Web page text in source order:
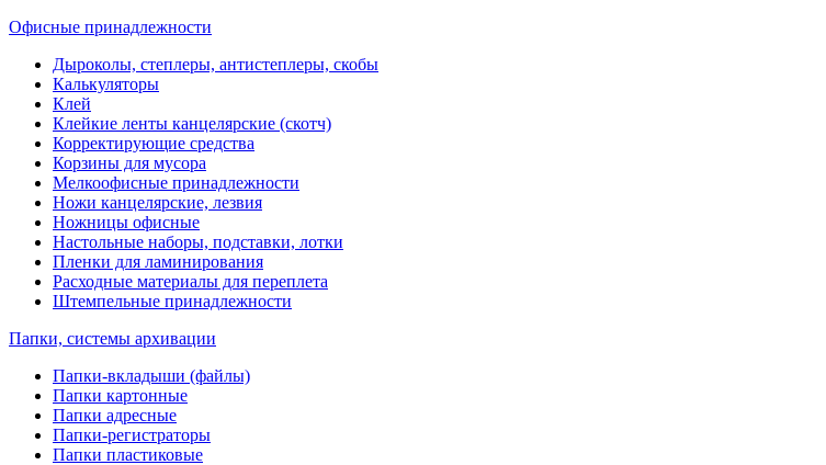
Офисные принадлежности
Дыроколы, степлеры, антистеплеры, скобы
Калькуляторы
Клей
Клейкие ленты канцелярские (скотч)
Корректирующие средства
Корзины для мусора
Мелкоофисные принадлежности
Ножи канцелярские, лезвия
Ножницы офисные
Настольные наборы, подставки, лотки
Пленки для ламинирования
Расходные материалы для переплета
Штемпельные принадлежности
Папки, системы архивации
Папки-вкладыши (файлы)
Папки картонные
Папки адресные
Папки-регистраторы
Папки пластиковые